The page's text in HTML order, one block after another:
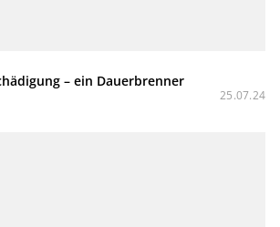
– ein Dauerbrenner
25.07.24